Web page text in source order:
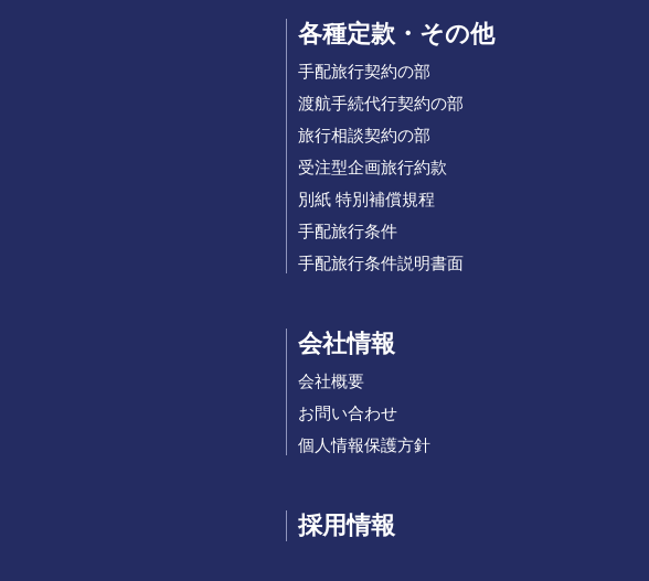
各種定款・その他
手配旅行契約の部
渡航手続代行契約の部
旅行相談契約の部
受注型企画旅行約款
別紙 特別補償規程
手配旅行条件
手配旅行条件説明書面
会社情報
会社概要
お問い合わせ
個人情報保護方針
採用情報